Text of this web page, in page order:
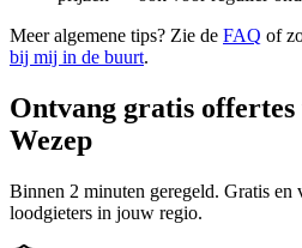
Meer algemene tips? Zie de FAQ of
bij mij in de buurt.
Ontvang gratis
Wezep
Binnen 2 minuten geregeld. Gratis
loodgieters in jouw regio.